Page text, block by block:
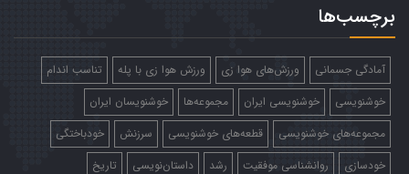
برچسب‌ها
آمادگی جسمانی ورزش‌های هوا زی ورزش هوا زی با پله
تناسب اندام
خوشنویسی
خوشنویسی ایران مجموعه‌ها
خوشنویسان ایران
مجموعه‌های خوشنویسی
قطعه‌های خوشنویسی سرزنش
خودباختگی
خودسازی
روانشناسی موفقیت رشد داستان‌نویسی تاریخ